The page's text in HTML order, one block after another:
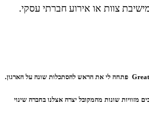
צוות או אירוע חברתי עסקי.
מזוויות שונות מהמקובל יצרה אצלנו בחברה שינוי